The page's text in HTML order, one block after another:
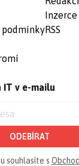
podmínky
Inzerce
RSS
v e-mailu
ODEBÍRAT
souhlasíte s